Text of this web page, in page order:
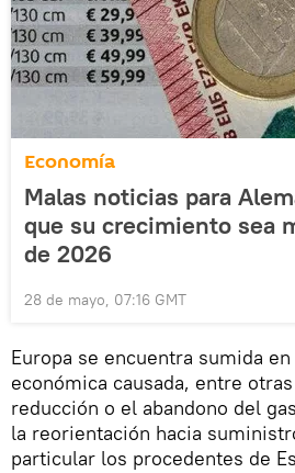
Economía
Malas noticias para
que su crecimiento sea
de 2026
28 de mayo, 07:16 GMT
Europa se encuentra sumida
económica causada, entre
reducción o el abandono del
la reorientación hacia
particular los procedentes de